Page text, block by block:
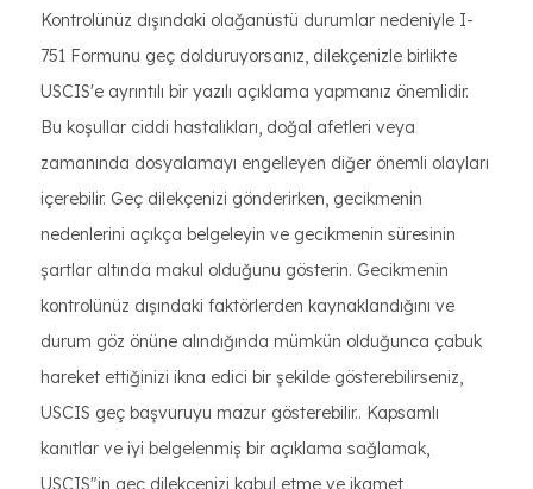
Kontrolünüz dışındaki olağanüstü durumlar nedeniyle I-
751 Formunu geç dolduruyorsanız, dilekçenizle birlikte
USCIS'e ayrıntılı bir yazılı açıklama yapmanız önemlidir.
Bu koşullar ciddi hastalıkları, doğal afetleri veya
zamanında dosyalamayı engelleyen diğer önemli olayları
içerebilir. Geç dilekçenizi gönderirken, gecikmenin
nedenlerini açıkça belgeleyin ve gecikmenin süresinin
şartlar altında makul olduğunu gösterin. Gecikmenin
kontrolünüz dışındaki faktörlerden kaynaklandığını ve
durum göz önüne alındığında mümkün olduğunca çabuk
hareket ettiğinizi ikna edici bir şekilde gösterebilirseniz,
USCIS geç başvuruyu mazur gösterebilir.. Kapsamlı
kanıtlar ve iyi belgelenmiş bir açıklama sağlamak,
USCIS"in geç dilekçenizi kabul etme ve ikamet